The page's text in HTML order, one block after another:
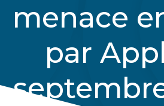
menace
par